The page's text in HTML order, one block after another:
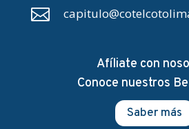

Afíliate con
Conoce nuestros
Saber más